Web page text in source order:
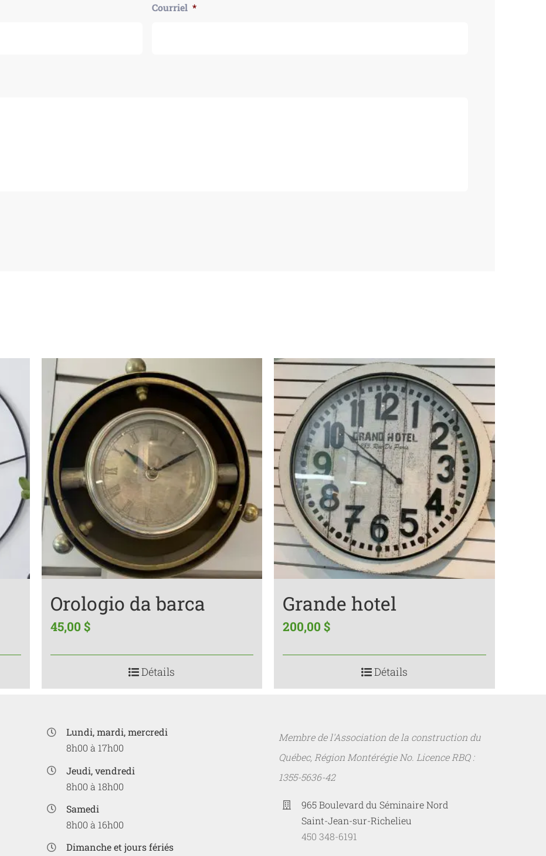
Courriel *
Orologio da barca
45,00 $
Détails
Grande hotel
200,00$
Détails
Lundi, mardi, mercredi
8h00 à 17h00
Jeudi, vendredi
8h00 à 18h00
Samedi
8h00 à 16h00
Dimanche et jours fériés
Membre de l'Association de la construction du
Québec, Région Montérégie No. Licence RBQ :
1355-5636-42
965 Boulevard du Séminaire Nord
Saint-Jean-sur-Richelieu
450 348-6191